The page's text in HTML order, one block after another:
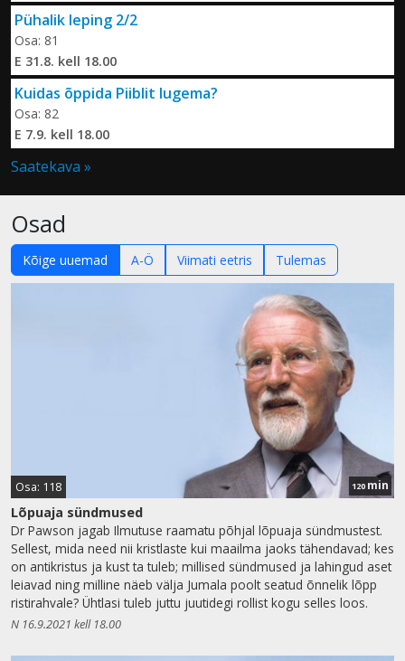
Pühalik leping 2/2
Osa: 81
E 31.8. kell 18.00
Kuidas õppida Piiblit lugema?
Osa: 82
E 7.9. kell 18.00
Saatekava »
Osad
Kõige uuemad A-Ö Viimati eetris Tulemas
Osa: 118 120 min
Lõpuaja sündmused
Dr Pawson jagab Ilmutuse raamatu põhjal lõpuaja sündmustest.
Sellest, mida need nii kristlaste kui maailma jaoks tähendavad; kes
on antikristus ja kust ta tuleb; millised sündmused ja lahingud aset
leiavad ning milline näeb välja Jumala poolt seatud õnnelik lõpp
ristirahvale? Ühtlasi tuleb juttu juutidegi rollist kogu selles loos.
N 16.9.2021 kell 18.00